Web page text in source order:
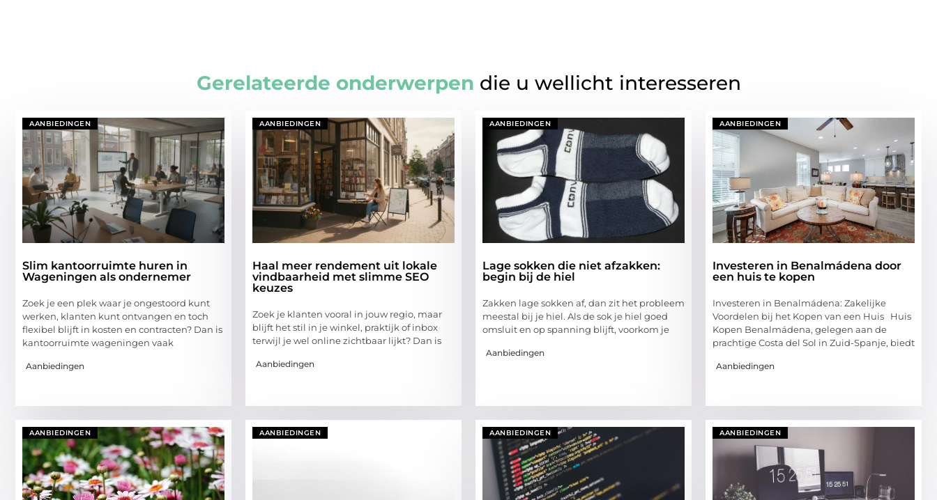
Gerelateerde onderwerpen die u wellicht interesseren
AANBIEDINGEN
Slim kantoorruimte huren in
Wageningen als ondernemer
Zoek je een plek waar je ongestoord kunt
werken, klanten kunt ontvangen en toch
flexibel blijft in kosten en contracten? Dan is
kantoorruimte wageningen vaak
Aanbiedingen
AANBIEDINGEN
Haal meer rendement uit lokale
vindbaarheid met slimme SEO
keuzes
Zoek je klanten vooral in jouw regio, maar
blijft het stil in je winkel, praktijk of inbox
terwijl je wel online zichtbaar lijkt? Dan is
Aanbiedingen
AANBIEDINGEN
Lage sokken die niet afzakken:
begin bij de hiel
Zakken lage sokken af, dan zit het probleem
meestal bij je hiel. Als de sok je hiel goed
omsluit en op spanning blijft, voorkom je
Aanbiedingen
AANBIEDINGEN
Investeren in Benalmádena door
een huis te kopen
Investeren in Benalmádena: Zakelijke
Voordelen bij het Kopen van een Huis Huis
Kopen Benalmádena, gelegen aan de
prachtige Costa del Sol in Zuid-Spanje, biedt
Aanbiedingen
AANBIEDINGEN AANBIEDINGEN AANBIEDINGEN AANBIEDINGEN